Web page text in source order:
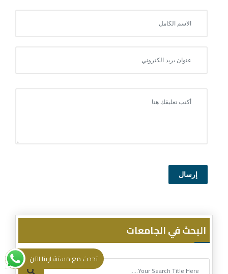
إرسال
البحث في الجامعات
تحدث مع مستشارينا الآن